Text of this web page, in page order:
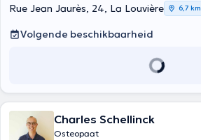
Rue Jean Jaurès, 24, La Louvière 6,7 km
Volgende beschikbaarheid
Charles Schellinck
Osteopaat